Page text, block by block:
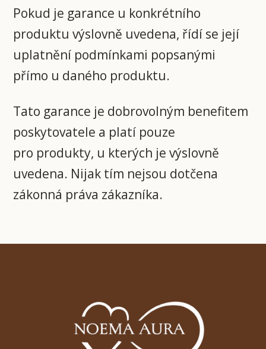
Pokud je garance u konkrétního
produktu výslovně uvedena, řídí se její
uplatnění podmínkami popsanými
přímo u daného produktu.
Tato garance je dobrovolným benefitem
poskytovatele a platí pouze
pro produkty, u kterých je výslovně
uvedena. Nijak tím nejsou dotčena
zákonná práva zákazníka.